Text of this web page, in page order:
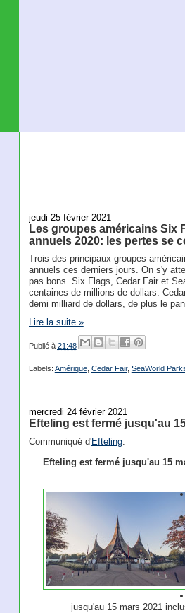
jeudi 25 février 2021
Les groupes américains Six
annuels 2020: les pertes se
Trois des principaux groupes
annuels ces derniers jours. On s'y
pas bons. Six Flags, Cedar Fair et
centaines de millions de dollars.
demi milliard de dollars, de plus le
Lire la suite »
Publié à 21:48
Labels: Amérique, Cedar Fair, SeaWorld
mercredi 24 février 2021
Efteling est fermé jusqu'au
Communiqué d'Efteling:
Efteling est fermé jusqu'au 15
jusqu'au 15 mars 2021